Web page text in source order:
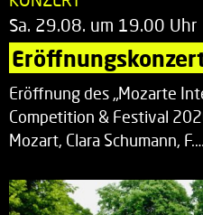
Sa. 29.08. um 19.00 Uhr
Eröffnung des „Mozarte
Competition & Festival
Mozart, Clara Schumann, F.…